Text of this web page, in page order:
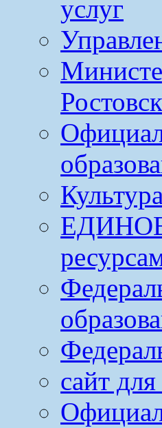
услуг
ЕДИНОЕ
сайт